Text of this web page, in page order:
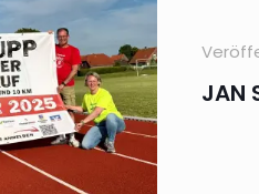
JAN